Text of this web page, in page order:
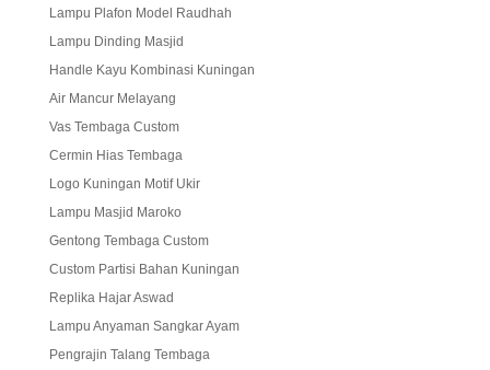
Lampu Plafon Model Raudhah
Lampu Dinding Masjid
Handle Kayu Kombinasi Kuningan
Air Mancur Melayang
Vas Tembaga Custom
Cermin Hias Tembaga
Logo Kuningan Motif Ukir
Lampu Masjid Maroko
Gentong Tembaga Custom
Custom Partisi Bahan Kuningan
Replika Hajar Aswad
Lampu Anyaman Sangkar Ayam
Pengrajin Talang Tembaga